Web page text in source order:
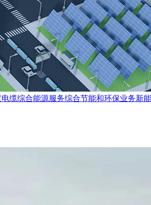
缆综合能源服务综合节能和环保业务新